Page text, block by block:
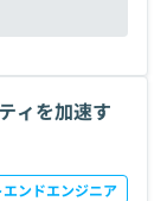
ィを加速す
エンドエンジニア